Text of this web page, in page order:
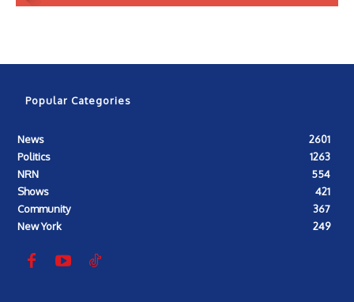
Popular Categories
News
2601
Politics
1263
NRN
554
Shows
421
Community
367
New York
249